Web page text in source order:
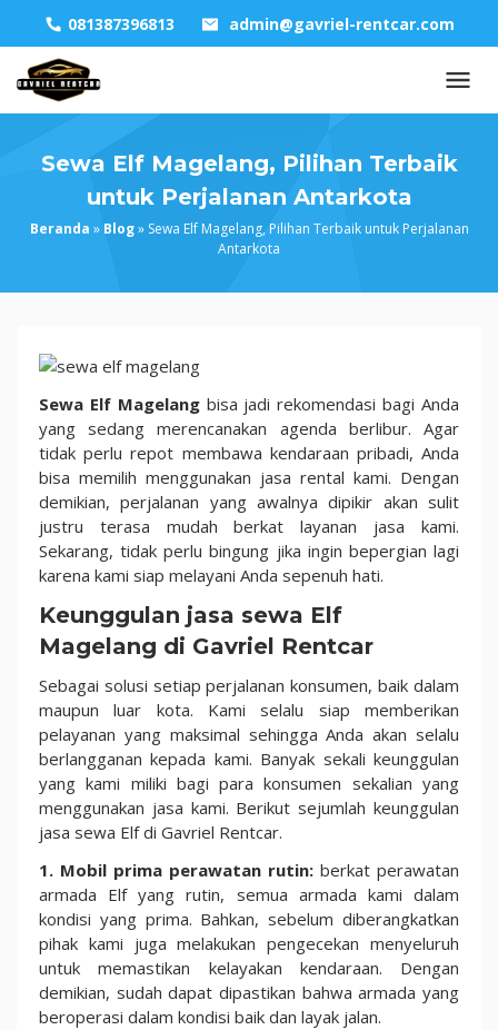
content
081387396813 admin@gavriel-rentcar.com
Sewa Elf Magelang, Pilihan Terbaik
untuk Perjalanan Antarkota
Beranda » Blog» Sewa Elf Magelang, Pilihan Terbaik untuk Perjalanan
Antarkota
Sewa
Magelang,
Pilihan
Terbaik
untuk
Perjalanan
Antarkota
Sewa Elf Magelang bisa jadi rekomendasi bagi Anda
yang sedang merencanakan agenda berlibur. Agar
tidak perlu repot membawa kendaraan pribadi, Anda
bisa memilih menggunakan jasa rental kami. Dengan
demikian, perjalanan yang awalnya dipikir akan sulit
justru terasa mudah berkat layanan jasa kami.
Sekarang, tidak perlu bingung jika ingin bepergian lagi
karena kami siap melayani Anda sepenuh hati.
Keunggulan jasa sewa Elf
Magelang di Gavriel Rentcar
Sebagai solusi setiap perjalanan konsumen, baik dalam
maupun luar kota. Kami selalu siap memberikan
pelayanan yang maksimal sehingga Anda akan selalu
berlangganan kepada kami. Banyak sekali keunggulan
yang kami miliki bagi para konsumen sekalian yang
menggunakan jasa kami. Berikut sejumlah keunggulan
jasa sewa Elf di Gavriel Rentcar.
1. Mobil prima perawatan rutin: berkat perawatan
armada Elf yang rutin, semua armada kami dalam
kondisi yang prima. Bahkan, sebelum diberangkatkan
pihak kami juga melakukan pengecekan menyeluruh
untuk memastikan kelayakan kendaraan. Dengan
demikian, sudah dapat dipastikan bahwa armada yang
beroperasi dalam kondisi baik dan layak jalan.